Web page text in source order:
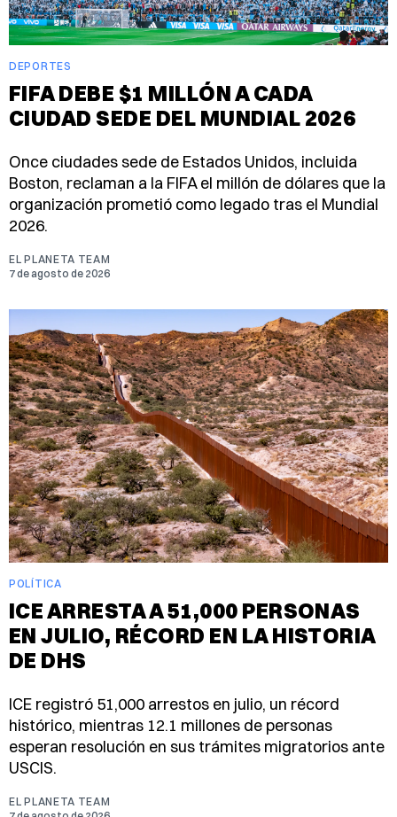
DEPORTES
FIFA DEBE $1 MILLÓN A CADA
CIUDAD SEDE DEL MUNDIAL 2026
Once ciudades sede de Estados Unidos, incluida
Boston, reclaman a la FIFA el millón de dólares que la
organización prometió como legado tras el Mundial
2026.
EL PLANETA TEAM
7 de agosto de 2026
POLÍTICA
ICE ARRESTA A 51,000 PERSONAS
EN JULIO, RÉCORD EN LA HISTORIA
DE DHS
ICE registró 51,000 arrestos en julio, un récord
histórico, mientras 12.1 millones de personas
esperan resolución en sus trámites migratorios ante
USCIS.
EL PLANETA TEAM